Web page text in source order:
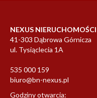
NEXUS NIERUCHOMOŚCI
41-303 Dąbrowa Górnicza
ul. Tysiąclecia 1A
535 000 159
biuro@bn-nexus.pl
Godziny otwarcia: